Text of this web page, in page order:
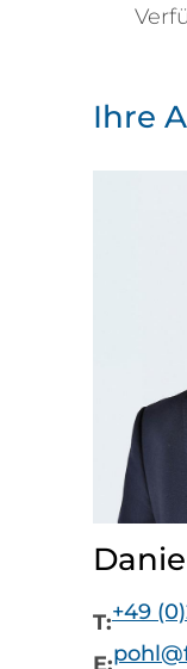
Ihre
T:+49
E: